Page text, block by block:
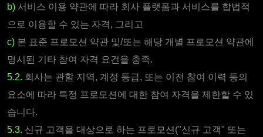
b) 서비스 이용 약관에 따라 회사 플랫폼과 서비스를 합법적
으로 이용할 수 있는 자격, 그리고
c) 본 표준 프로모션 약관 및/또는 해당 개별 프로모션 약관에
명시된 기타 참여 자격 요건을 충족.
5.2. 회사는 관할 지역, 계정 등급, 또는 이전 참여 이력 등의
요소에 따라 특정 프로모션에 대한 참여 자격을 제한할 수 있
습니다.
5.3. 신규 고객을 대상으로 하는 프로모션("신규 고객" 또는